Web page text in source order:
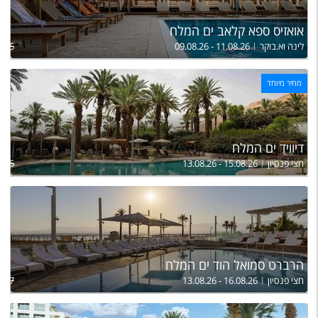
אואזיס ספא קלאב ים המלח
לינה וא.בוקר 09.08.26 - 11.08.26
מחיר מיוחד
דיוויד ים המלח
חצי פנסיון 13.08.26 - 15.08.26
הרברט סמואל הוד ים המלח
חצי פנסיון 13.08.26 - 16.08.26